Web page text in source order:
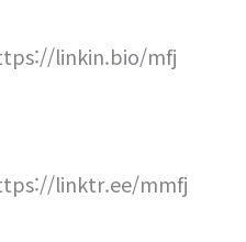
linkin.bio/mfj
linktr.ee/mmfj